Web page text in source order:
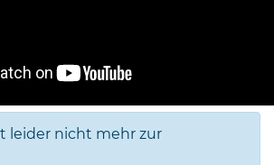
leider nicht mehr zur